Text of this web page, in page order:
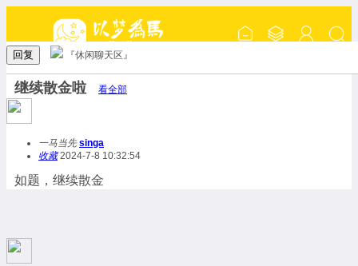
回复 『休闲聊天区』
继续散金啦 看全部
一马当先 singa
收藏2024-7-8 10:32:54
如题，继续散金